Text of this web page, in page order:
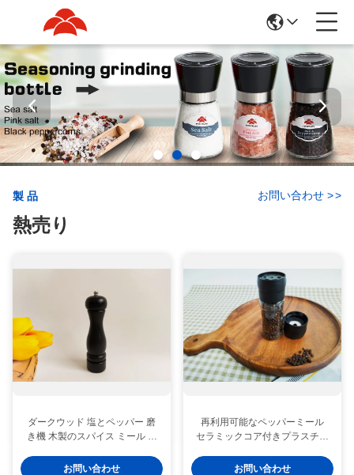
製品
熱売り
お問い合わせ >>
ダークウッド 塩とペッパー 磨
き機 木製のスパイス ミール 選
お問い合わせ
再利用可能なペッパーミール
セラミックコア付きプラスチッ
お問い合わせ